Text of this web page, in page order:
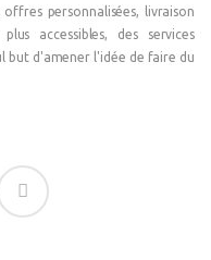
offres personnalisées, livraison
accessibles, des services
but d'amener l'idée de faire du